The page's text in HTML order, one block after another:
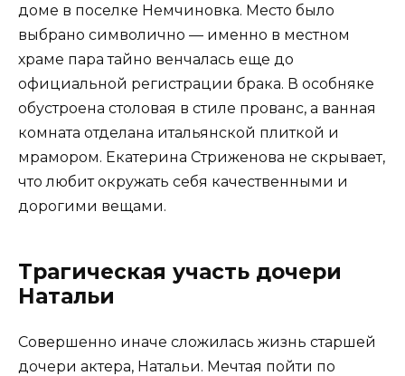
доме в поселке Немчиновка. Место было
выбрано символично — именно в местном
храме пара тайно венчалась еще до
официальной регистрации брака. В особняке
обустроена столовая в стиле прованс, а ванная
комната отделана итальянской плиткой и
мрамором. Екатерина Стриженова не скрывает,
что любит окружать себя качественными и
дорогими вещами.
Трагическая участь дочери
Натальи
Совершенно иначе сложилась жизнь старшей
дочери актера, Натальи. Мечтая пойти по